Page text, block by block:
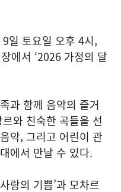
일 토요일 오후 4시,
에서 ‘2026 가정의 달
과 함께 음악의 즐거
와 친숙한 곡들을 선
악, 그리고 어린이 관
에서 만날 수 있다.
랑의 기쁨’과 모차르